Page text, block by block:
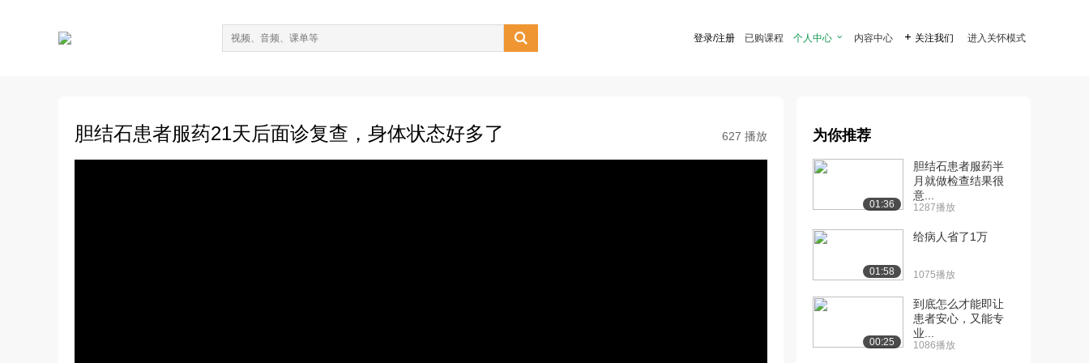
 登录/注册 已购课程 个人中心  内容中心  关注我们 进入关怀模式
胆结石患者服药21天后面诊复查，身体状态好多了 627 播放 为你推荐
01:36
胆结石患者服药半
月就做检查结果很
意...
1287播放
01:58
给病人省了1万
1075播放
00:25
到底怎么才能即让
患者安心，又能专
业...
1086播放